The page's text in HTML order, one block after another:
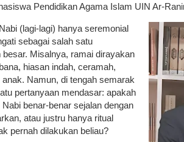
Pendidikan Agama Islam UIN Ar-
(lagi-lagi) hanya seremonial
sebagai salah satu
Misalnya, ramai dirayakan
hiasan indah, ceramah,
Namun, di tengah semarak
pertanyaan mendasar: apakah
benar-benar sejalan dengan
atau justru hanya ritual
pernah dilakukan beliau?